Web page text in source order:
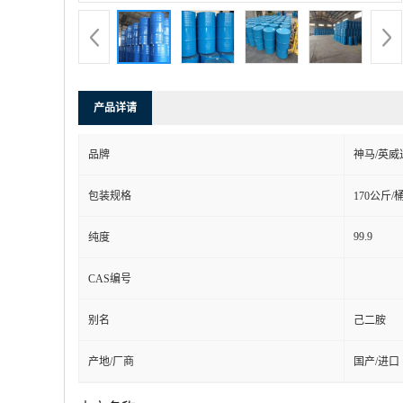
产品详请
品牌 神马/英威
包装规格 170公斤/
纯度 99.9
CAS编号
别名 己二胺
产地/厂商 国产/进口